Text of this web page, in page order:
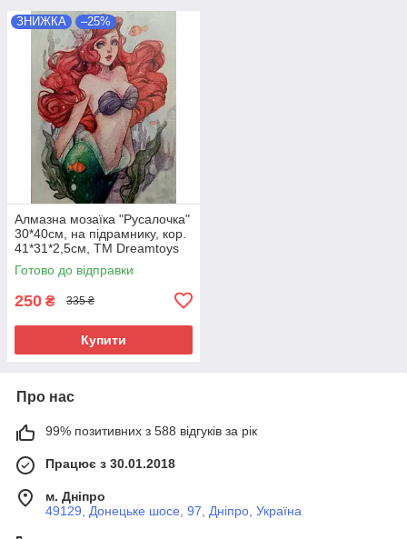
ЗНИЖКА –25%
Алмазна мозаїка "Русалочка"
30*40см, на підрамнику, кор.
41*31*2,5см, ТМ Dreamtoys
Готово до відправки
250 ₴ 335 ₴
Купити
Про нас
99% позитивних з 588 відгуків за рік
Працює з 30.01.2018
м. Дніпро
49129, Донецьке шосе, 97, Дніпро, Україна